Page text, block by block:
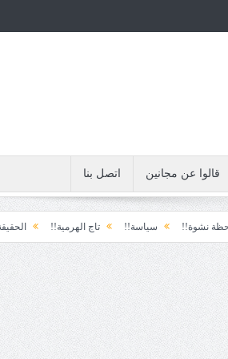
قالوا عن مجانين اتصل بنا
سياسة!! تاج الهرمية!! الحقيقة والفجيعة!!